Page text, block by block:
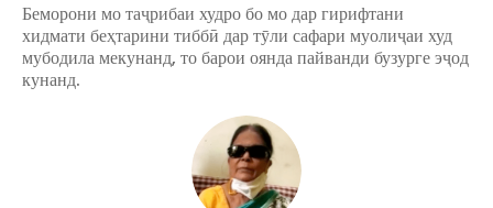
Беморони мо таҷрибаи худро бо мо дар гирифтани
хидмати беҳтарини тиббӣ дар тӯли сафари муолиҷаи худ
мубодила мекунанд, то барои оянда пайванди бузурге эҷод
кунанд.